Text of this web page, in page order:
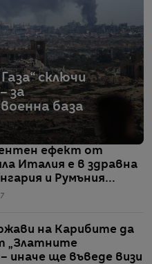
сключи
за
база
ефект от
Италия е в здравна
и Румъния
на Карибите да
„Златните
иначе ще въведе визи